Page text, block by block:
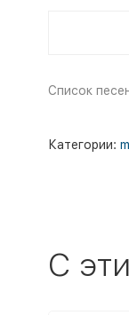
Список
Категории:
C